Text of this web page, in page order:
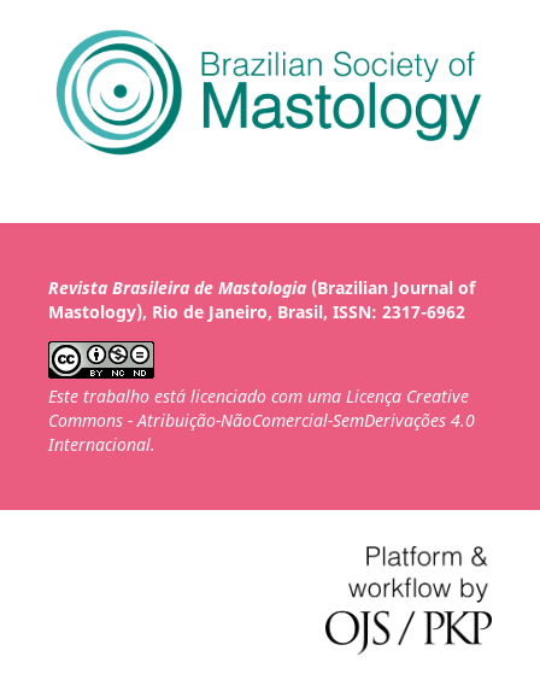
Revista Brasileira de Mastologia(Brazilian Journal of
Mastology), Rio de Janeiro, Brasil, ISSN: 2317-6962
Este trabalho está licenciado com uma Licença Creative
Commons - Atribuição-NãoComercial-SemDerivações 4.0
Internacional.